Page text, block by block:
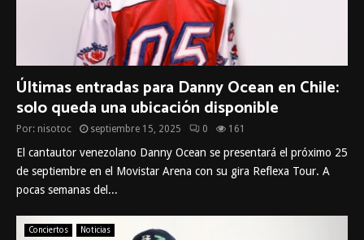
Últimas entradas para Danny Ocean en Chile:
solo queda una ubicación disponible
Por: nisotoc septiembre 15, 2025 0 161
El cantautor venezolano Danny Ocean se presentará el próximo 25
de septiembre en el Movistar Arena con su gira Reflexa Tour. A
pocas semanas del...
Conciertos Noticias